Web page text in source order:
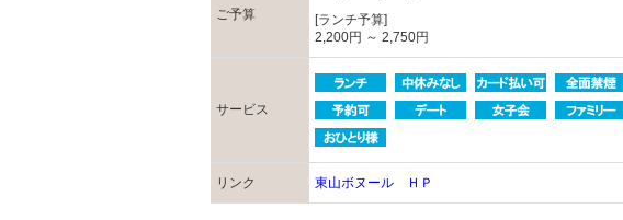
ご予算
[ランチ予算]
2,200円 ～ 2,750円
サービス
リンク 東山ボヌール ＨＰ